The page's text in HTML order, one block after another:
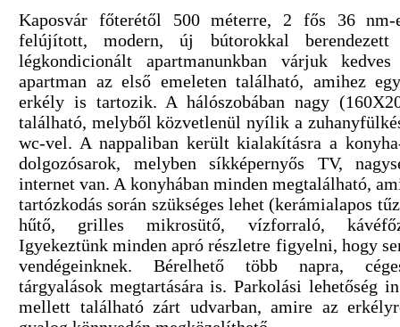
Kaposvár főterétől 500 méterre, 2 fős 36 nm-
felújított, modern, új bútorokkal berendezett
légkondicionált apartmanunkban várjuk
apartman az első emeleten található, amihez
erkély is tartozik. A hálószobában nagy
található, melyből közvetlenül nyílik a
wc-vel. A nappaliban került kialakításra a
dolgozósarok, melyben síkképernyős TV,
internet van. A konyhában minden megtalálható,
tartózkodás során szükséges lehet (kerámialapos
hűtő, grilles mikrosütő, vízforraló,
Igyekeztünk minden apró részletre figyelni, hogy
vendégeinknek. Bérelhető több napra,
tárgyalások megtartására is. Parkolási lehetőség
mellett található zárt udvarban, amire az